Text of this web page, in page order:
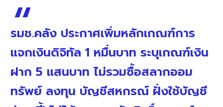
รมช.คลัง ประกาศเพิ่มหลักเกณฑ์การ
แจกเงินดิจิทัล 1 หมื่นบาท ระบุเกณฑ์เงิน
ฝาก 5 แสนบาท ไม่รวมซื้อสลากออม
ทรัพย์ ลงทุน บัญชีสหกรณ์ ฝั่งใช้บัญชี